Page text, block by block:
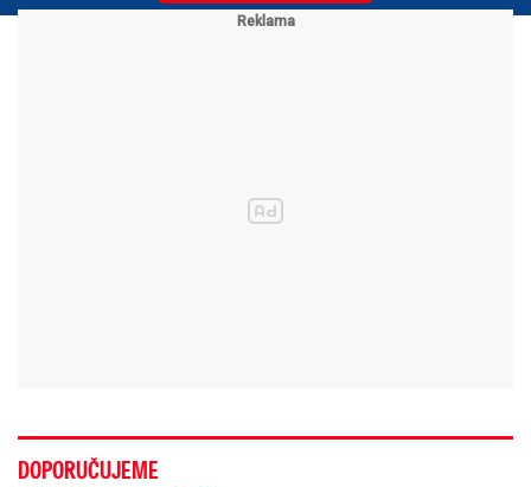
DOPORUČUJEME